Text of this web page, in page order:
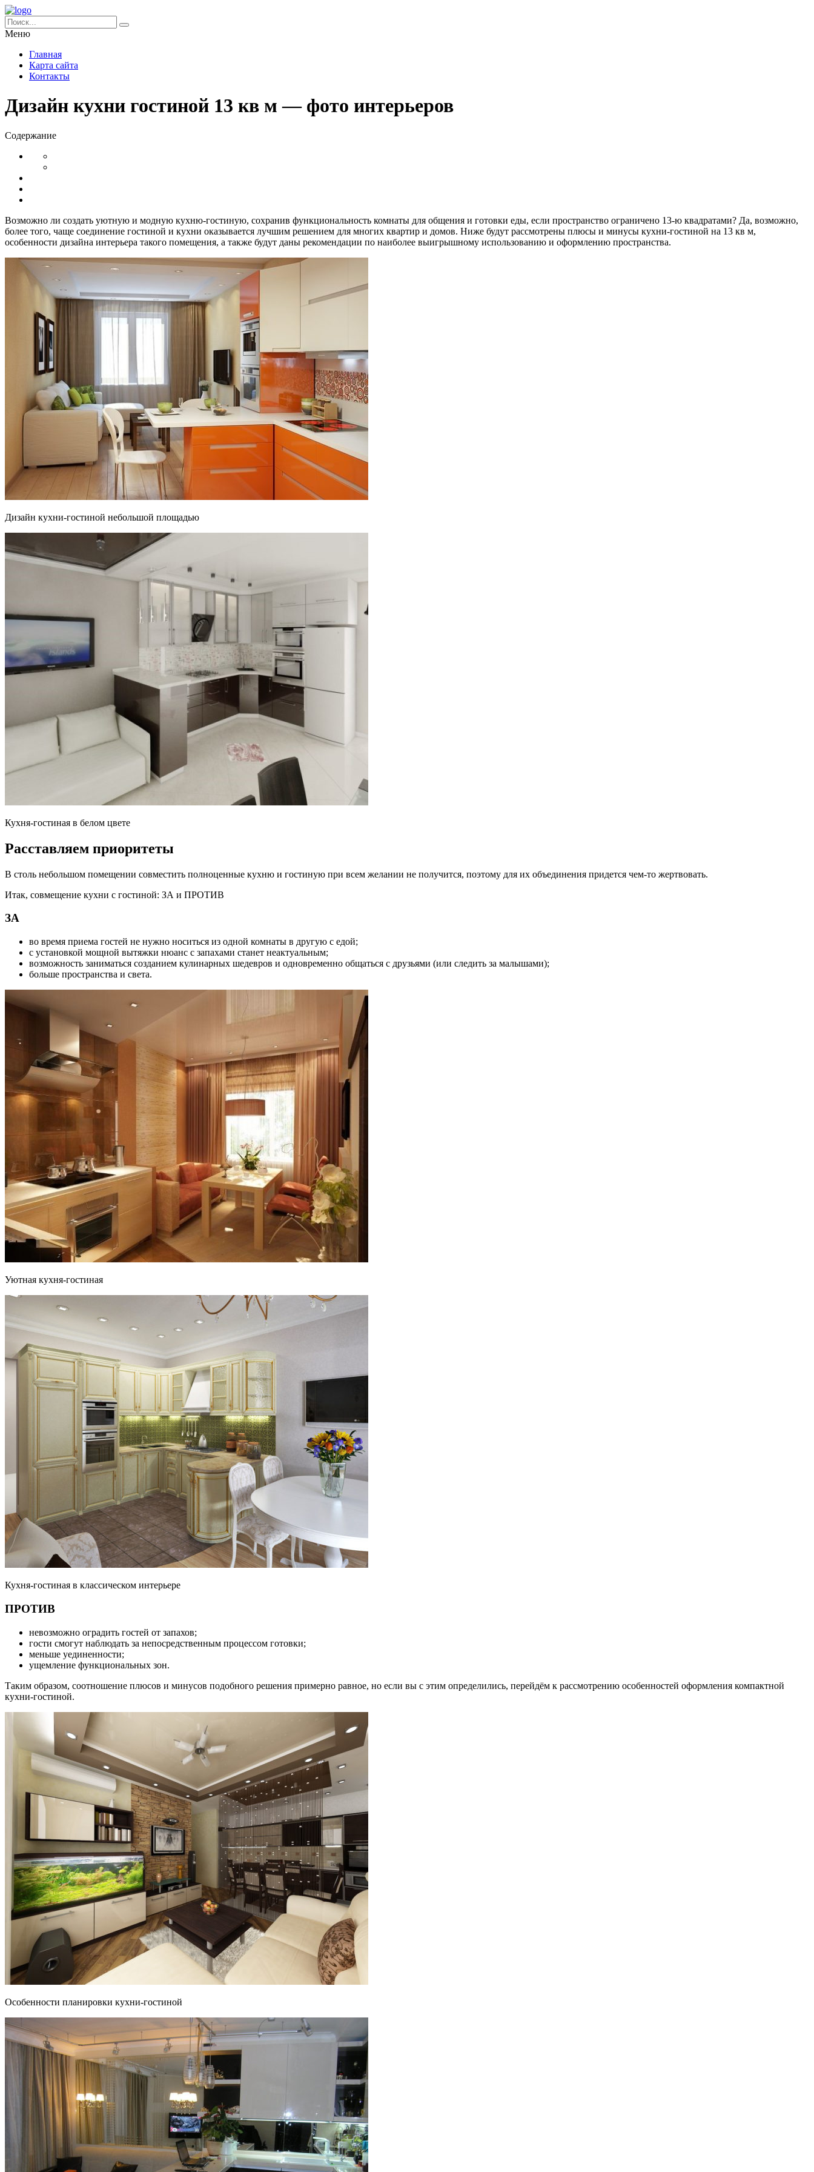
Меню
Главная
Карта сайта
Контакты
Дизайн кухни гостиной 13 кв м — фото интерьеров
Содержание
Возможно ли создать уютную и модную кухню-гостиную, сохранив функциональность комнаты для общения и готовки еды, если пространство ограничено 13-ю квадратами? Да, возможно,
более того, чаще соединение гостиной и кухни оказывается лучшим решением для многих квартир и домов. Ниже будут рассмотрены плюсы и минусы кухни-гостиной на 13 кв м,
особенности дизайна интерьера такого помещения, а также будут даны рекомендации по наиболее выигрышному использованию и оформлению пространства.
Дизайн кухни-гостиной небольшой площадью
Кухня-гостиная в белом цвете
Расставляем приоритеты
В столь небольшом помещении совместить полноценные кухню и гостиную при всем желании не получится, поэтому для их объединения придется чем-то жертвовать.
Итак, совмещение кухни с гостиной: ЗА и ПРОТИВ
ЗА
во время приема гостей не нужно носиться из одной комнаты в другую с едой;
с установкой мощной вытяжки нюанс с запахами станет неактуальным;
возможность заниматься созданием кулинарных шедевров и одновременно общаться с друзьями (или следить за малышами);
больше пространства и света.
Уютная кухня-гостиная
Кухня-гостиная в классическом интерьере
ПРОТИВ
невозможно оградить гостей от запахов;
гости смогут наблюдать за непосредственным процессом готовки;
меньше уединенности;
ущемление функциональных зон.
Таким образом, соотношение плюсов и минусов подобного решения примерно равное, но если вы с этим определились, перейдём к рассмотрению особенностей оформления компактной
кухни-гостиной.
Особенности планировки кухни-гостиной